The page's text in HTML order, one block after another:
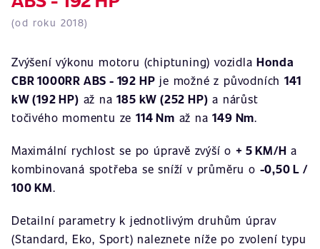
(od roku 2018)
Zvýšení výkonu motoru (chiptuning) vozidlaHonda
CBR 1000RR ABS - 192 HP je možné z původních141
kW (192 HP) až na185 kW (252 HP) a nárůst
točivého momentu ze114 Nm až na149 Nm.
Maximální rychlost se po úpravě zvýší o + 5 KM/H a
kombinovaná spotřeba se sníží v průměru o -0,50 L /
100 KM.
Detailní parametry k jednotlivým druhům úprav
(Standard, Eko, Sport) naleznete níže po zvolení typu